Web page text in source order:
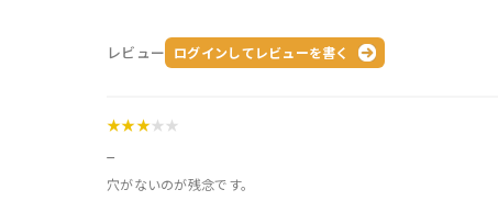
レビュー ログインしてレビューを書く
★★★★★
穴がないのが残念です。